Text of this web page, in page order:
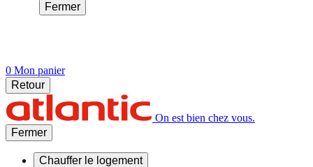
Fermer
0 Mon panier
Retour
On est bien chez vous.
Fermer
Chauffer le logement